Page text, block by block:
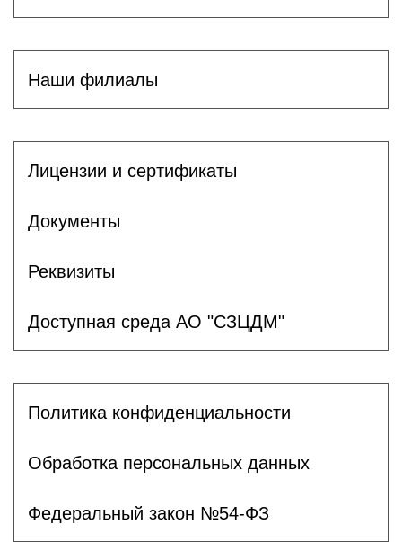
Наши филиалы
Лицензии и сертификаты
Документы
Реквизиты
Доступная среда АО "СЗЦДМ"
Политика конфиденциальности
Обработка персональных данных
Федеральный закон №54-ФЗ